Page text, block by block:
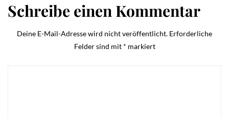
Schreibe einen Kommentar
Deine E-Mail-Adresse wird nicht veröffentlicht. Erforderliche
Felder sind mit * markiert